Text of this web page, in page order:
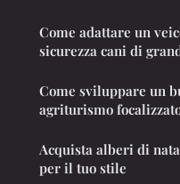
Come adattare un
sicurezza cani di
Come sviluppare un
agriturismo
Acquista alberi di
per il tuo stile